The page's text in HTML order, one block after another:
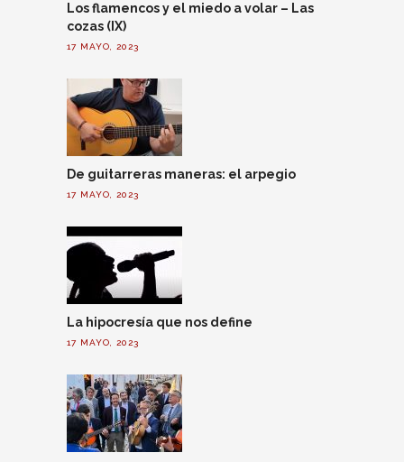
Los flamencos y el miedo a volar – Las
cozas (IX)
17 MAYO, 2023
De guitarreras maneras: el arpegio
17 MAYO, 2023
La hipocresía que nos define
17 MAYO, 2023